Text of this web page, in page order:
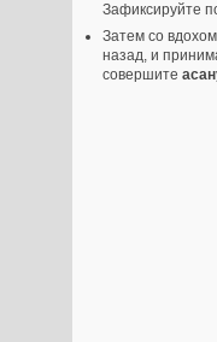
Зафиксируйте
Затем со
назад, и
совершите